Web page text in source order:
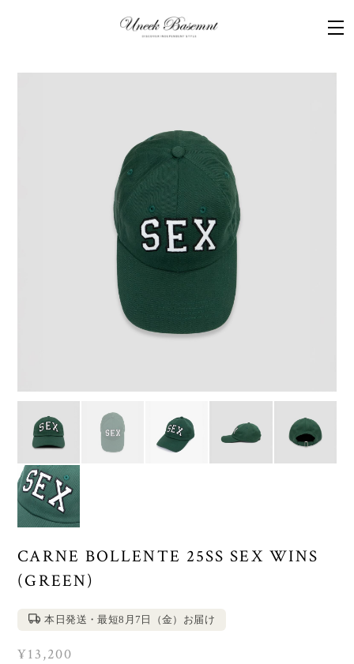
CARNE BOLLENTE 25SS SEX WINS
(GREEN)
本日発送・最短8月7日（金）お届け
¥13,200